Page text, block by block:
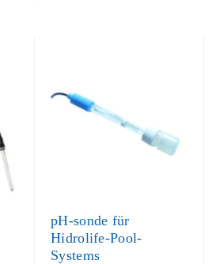
pH-sonde für
Hidrolife-Pool-
Systems